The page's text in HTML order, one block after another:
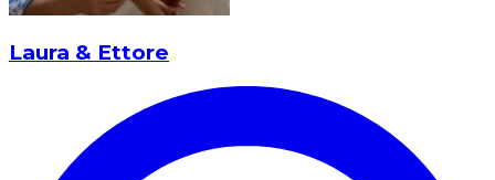
Laura & Ettore